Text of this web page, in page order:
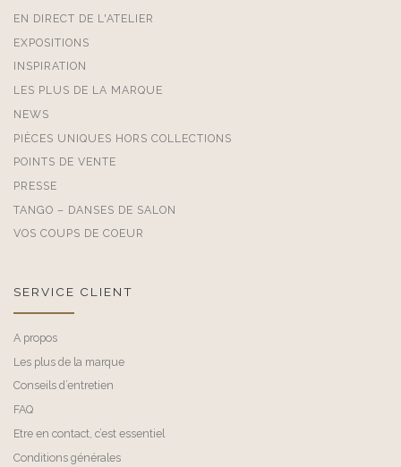
EN DIRECT DE L'ATELIER
EXPOSITIONS
INSPIRATION
LES PLUS DE LA MARQUE
NEWS
PIÈCES UNIQUES HORS COLLECTIONS
POINTS DE VENTE
PRESSE
TANGO – DANSES DE SALON
VOS COUPS DE COEUR
SERVICE CLIENT
A propos
Les plus de la marque
Conseils d’entretien
FAQ
Etre en contact, c’est essentiel
Conditions générales